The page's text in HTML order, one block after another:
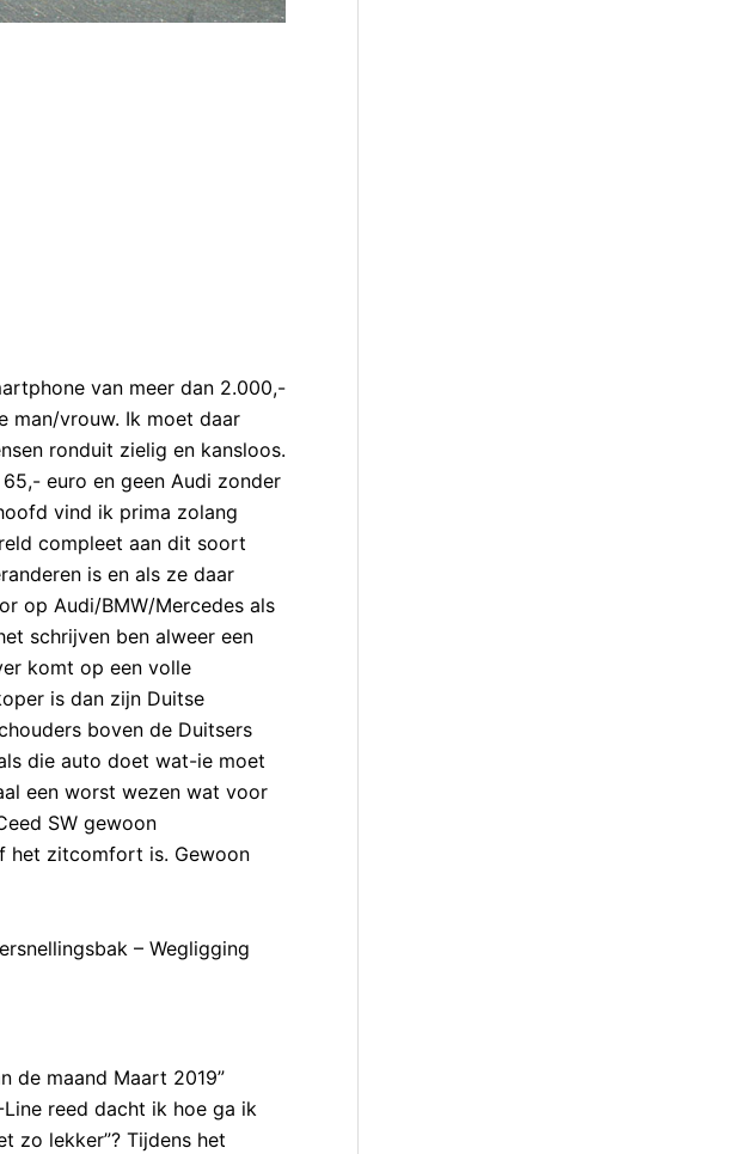
van meer dan 2.000,-
man/vrouw. Ik moet daar
ronduit zielig en kansloos.
euro en geen Audi zonder
vind ik prima zolang
compleet aan dit soort
is en als ze daar
op Audi/BMW/Mercedes als
schrijven ben alweer een
komt op een volle
is dan zijn Duitse
boven de Duitsers
die auto doet wat-ie moet
een worst wezen wat voor
SW gewoon
het zitcomfort is. Gewoon
– Wegligging
de maand Maart 2019”
reed dacht ik hoe ga ik
zo lekker”? Tijdens het